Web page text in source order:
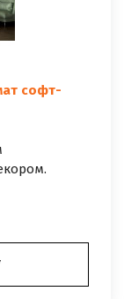
софт-